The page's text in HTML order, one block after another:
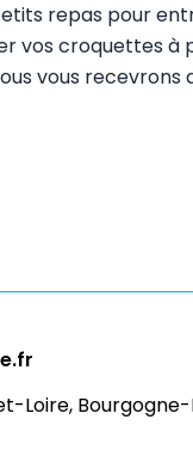
repas pour
vos croquettes à
vous recevrons
Loire,